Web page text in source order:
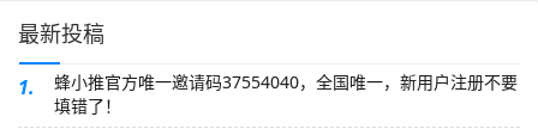
最新投稿
1.
蜂小推官方唯一邀请码37554040，全国唯一，新用户注册不要
填错了！